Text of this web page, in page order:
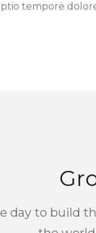
tempore
day to build